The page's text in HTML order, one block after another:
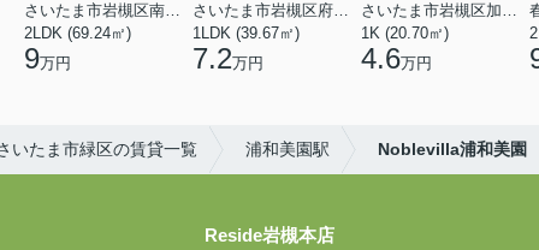
さいたま市岩槻区南平野４丁目
2LDK (69.24㎡)
9万円
さいたま市岩槻区府内１丁目
1LDK (39.67㎡)
7.2万円
さいたま市岩槻区加倉１丁目
1K (20.70㎡)
4.6万円
いたま市緑区の賃貸一覧 浦和美園駅 Noblevilla浦和美園
Reside岩槻本店